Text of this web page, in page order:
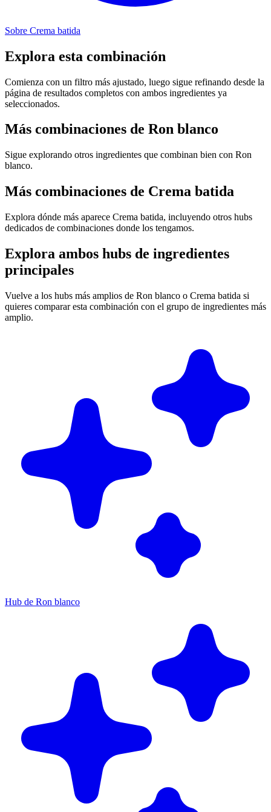
Sobre Crema batida
Explora esta combinación
Comienza con un filtro más ajustado, luego sigue refinando desde la
página de resultados completos con ambos ingredientes ya
seleccionados.
Más combinaciones de Ron blanco
Sigue explorando otros ingredientes que combinan bien con Ron
blanco.
Más combinaciones de Crema batida
Explora dónde más aparece Crema batida, incluyendo otros hubs
dedicados de combinaciones donde los tengamos.
Explora ambos hubs de ingredientes
principales
Vuelve a los hubs más amplios de Ron blanco o Crema batida si
quieres comparar esta combinación con el grupo de ingredientes más
amplio.
Hub de Ron blanco